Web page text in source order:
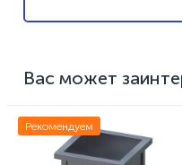
Вас может
Рекомендуем